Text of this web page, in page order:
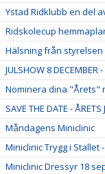
Ystad Ridklubb en del
Ridskolecup
Hälsning från styrelsen
JULSHOW 8 DECEMBER
Nominera dina "Årets"
SAVE THE DATE - ÅRETS
Måndagens Miniclinic
Miniclinic Trygg i Stallet
Miniclinic Dressyr 18